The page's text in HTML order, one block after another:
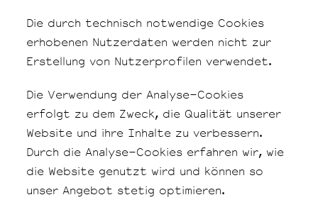
Die durch technisch notwendige Cookies
erhobenen Nutzerdaten werden nicht zur
Erstellung von Nutzerprofilen verwendet.
Die Verwendung der Analyse-Cookies
erfolgt zu dem Zweck, die Qualität unserer
Website und ihre Inhalte zu verbessern.
Durch die Analyse-Cookies erfahren wir, wie
die Website genutzt wird und können so
unser Angebot stetig optimieren.